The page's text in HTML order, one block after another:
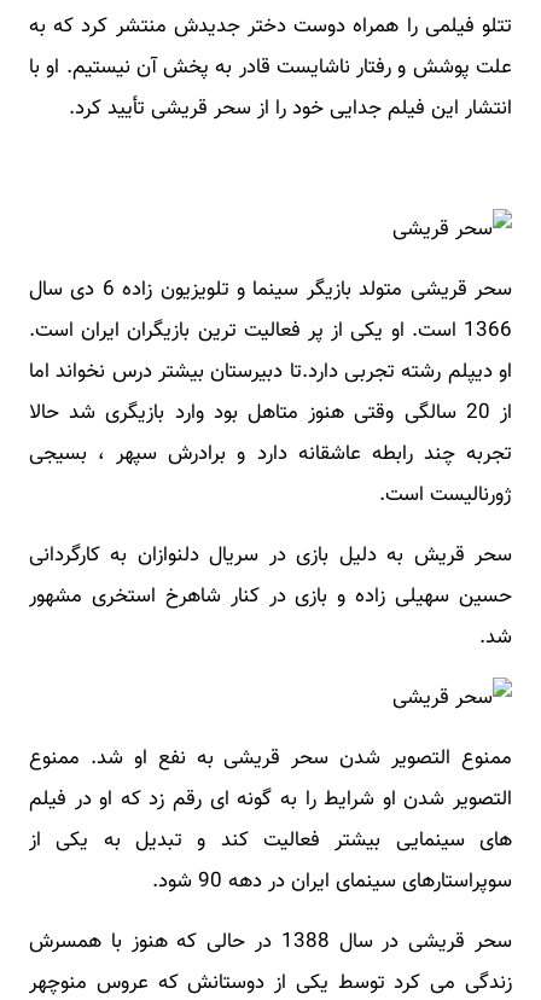
تتلو فیلمی را همراه دوست دختر جدیدش منتشر کرد که به
علت پوشش و رفتار ناشایست قادر به پخش آن نیستیم. او با
انتشار این فیلم جدایی خود را از سحر قریشی تأیید کرد.
سحر قریشی متولد بازیگر سینما و تلویزیون زاده 6 دی سال
1366 است. او یکی از پر فعالیت ترین بازیگران ایران است.
او دیپلم رشته تجربی دارد.تا دبیرستان بیشتر درس نخواند اما
از 20 سالگی وقتی هنوز متاهل بود وارد بازیگری شد حالا
تجربه چند رابطه عاشقانه دارد و برادرش سپهر ، بسیجی
ژورنالیست است.
سحر قریش به دلیل بازی در سریال دلنوازان به کارگردانی
حسین سهیلی زاده و بازی در کنار شاهرخ استخری مشهور
شد.
ممنوع التصویر شدن سحر قریشی به نفع او شد. ممنوع
التصویر شدن او شرایط را به گونه ای رقم زد که او در فیلم
های سینمایی بیشتر فعالیت کند و تبدیل به یکی از
سوپراستارهای سینمای ایران در دهه 90 شود.
سحر قریشی در سال 1388 در حالی که هنوز با همسرش
زندگی می کرد توسط یکی از دوستانش که عروس منوچهر